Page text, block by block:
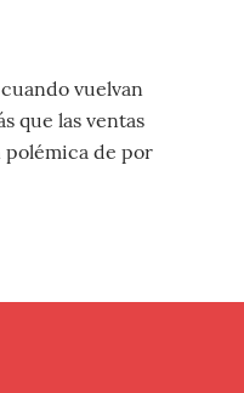
vuelvan
que las ventas
polémica de por